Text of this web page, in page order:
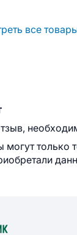
все
могут только